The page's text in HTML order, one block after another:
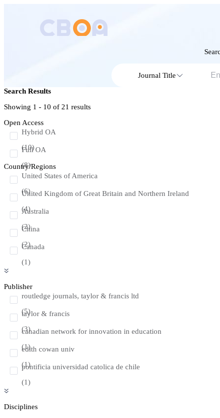
Journal Title
Search Results
Showing 1 - 10 of 21 results
Open Access
Hybrid OA
(10)
Full OA
(8)
Country/Regions
United States of America
(6)
United Kingdom of Great Britain and Northern Ireland
(4)
Australia
(2)
China
(2)
Canada
(1)
Publisher
routledge journals, taylor & francis ltd
(5)
taylor & francis
(3)
canadian network for innovation in education
(1)
edith cowan univ
(1)
pontificia universidad catolica de chile
(1)
Disciplines